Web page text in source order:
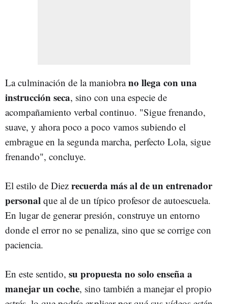
La culminación de la maniobrano llega con una
instrucción seca, sino con una especie de
acompañamiento verbal continuo. "Sigue frenando,
suave, y ahora poco a poco vamos subiendo el
embrague en la segunda marcha, perfecto Lola, sigue
frenando", concluye.
El estilo de Diez recuerda más al de un entrenador
personal que al de un típico profesor de autoescuela.
En lugar de generar presión, construye un entorno
donde el error no se penaliza, sino que se corrige con
paciencia.
En este sentido, su propuesta no solo enseña a
manejar un coche, sino también a manejar el propio